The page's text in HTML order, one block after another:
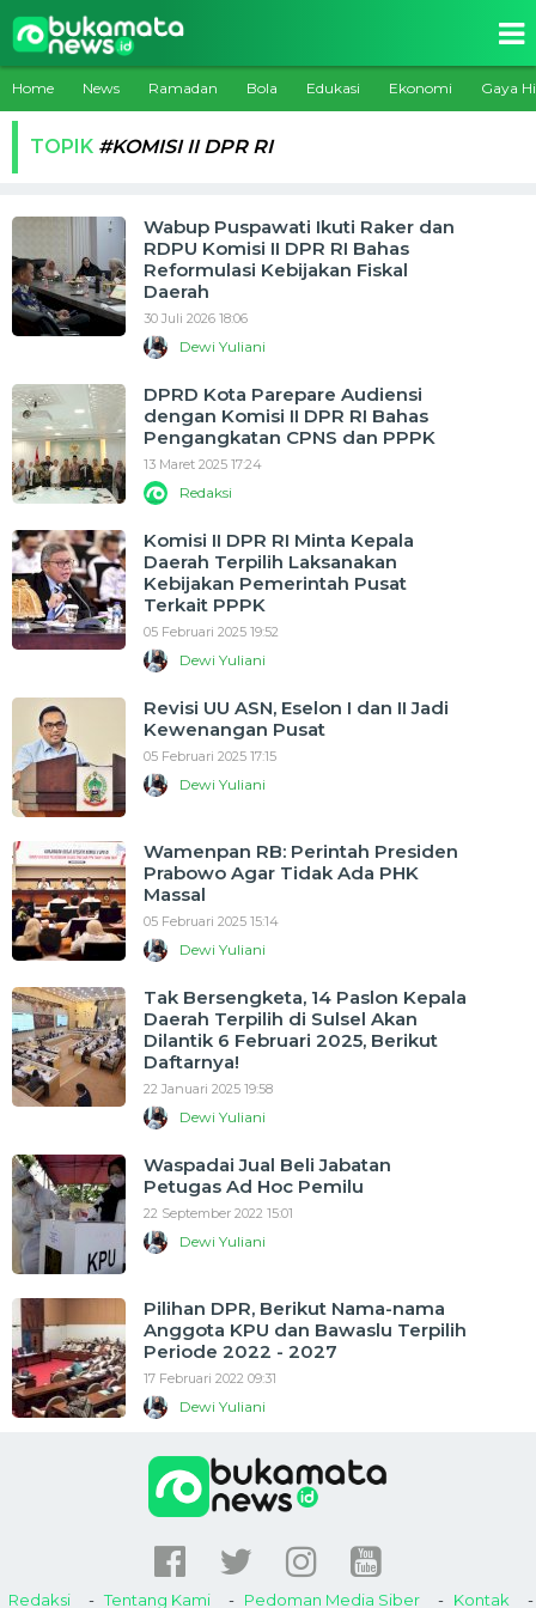
Home News Ramadan Bola Edukasi Ekonomi Gaya
TOPIK #KOMISI II DPR RI
Wabup Puspawati Ikuti Raker dan
RDPU Komisi II DPR RI Bahas
Reformulasi Kebijakan Fiskal
Daerah
30 Juli 2026 18:06
Dewi Yuliani
DPRD Kota Parepare Audiensi
dengan Komisi II DPR RI Bahas
Pengangkatan CPNS dan PPPK
13 Maret 2025 17:24
Redaksi
Komisi II DPR RI Minta Kepala
Daerah Terpilih Laksanakan
Kebijakan Pemerintah Pusat
Terkait PPPK
05 Februari 2025 19:52
Dewi Yuliani
Revisi UU ASN, Eselon I dan II Jadi
Kewenangan Pusat
05 Februari 2025 17:15
Dewi Yuliani
Wamenpan RB: Perintah Presiden
Prabowo Agar Tidak Ada PHK
Massal
05 Februari 2025 15:14
Dewi Yuliani
Tak Bersengketa, 14 Paslon Kepala
Daerah Terpilih di Sulsel Akan
Dilantik 6 Februari 2025, Berikut
Daftarnya!
22 Januari 2025 19:58
Dewi Yuliani
Waspadai Jual Beli Jabatan
Petugas Ad Hoc Pemilu
22 September 2022 15:01
Dewi Yuliani
Pilihan DPR, Berikut Nama-nama
Anggota KPU dan Bawaslu Terpilih
Periode 2022 - 2027
17 Februari 2022 09:31
Dewi Yuliani
Redaksi Tentang Kami Pedoman Media Siber Kontak